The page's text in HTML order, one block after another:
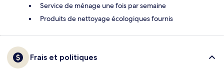
Service de ménage une fois par semaine
Produits de nettoyage écologiques fournis
Frais et politiques